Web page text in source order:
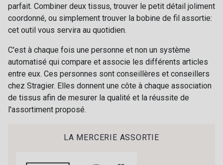
parfait. Combiner deux tissus, trouver le petit détail joliment
coordonné, ou simplement trouver la bobine de fil assortie:
cet outil vous servira au quotidien.
C'est à chaque fois une personne et non un système
automatisé qui compare et associe les différents articles
entre eux. Ces personnes sont conseillères et conseillers
chez Stragier. Elles donnent une côte à chaque association
de tissus afin de mesurer la qualité et la réussite de
l'assortiment proposé.
LA MERCERIE ASSORTIE
Cadeau : 10% offerts sur votre